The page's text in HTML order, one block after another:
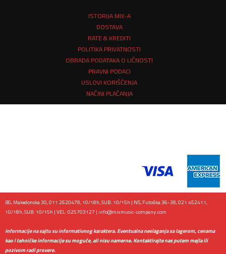
ISTORIJA MIX-A
DOSTAVA
RATE & KREDITI
POLITIKA PRIVATNOSTI
OBRADA PODATAKA O LIČNOSTI
PRAVNI PODACI
USLOVI KORIŠĆENJA
NAČINI PLAĆANJA
BG, Makedonska 30, 011 2620478, 10/18h, SUB: 10/15h | NS, Futoška 36-38, 021 452411,
10/18h, SUB: 10/15h | VEL: 025703127 | info@mixmusic-company.com
Informacije na sajtu su informativnog karaktera. Eventualna neslaganja sa lagerom, cenama
kao i tehničke informacije su moguće, ali nisu namerne. Kontaktirajte nas putem mejla ili
pozivom radi provere.